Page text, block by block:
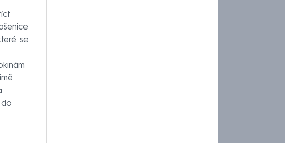
se